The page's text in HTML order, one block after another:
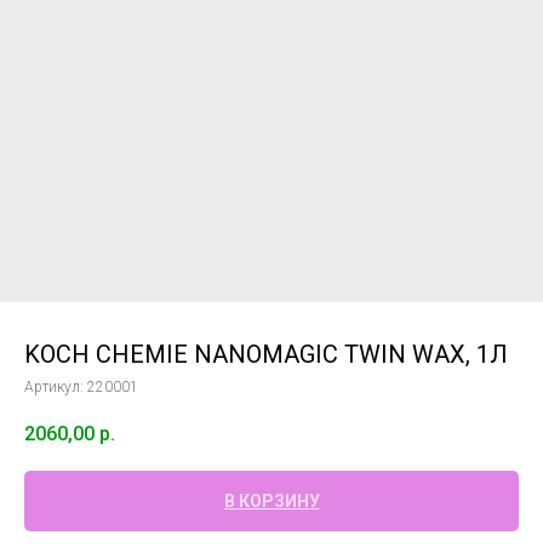
KOCH CHEMIE NANOMAGIC TWIN WAX, 1Л
Артикул: 220001
2060,00 р.
В КОРЗИНУ